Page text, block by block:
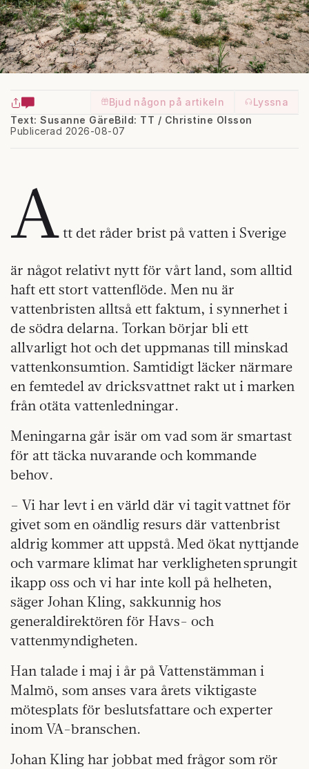
Bjud någon på artikeln
Lyssna
Text: Susanne Gäre
Publicerad 2026-08-07
Bild: TT / Christine Olsson
A tt det råder brist på vatten i Sverige
är något relativt nytt för vårt land, som alltid
haft ett stort vattenflöde. Men nu är
vattenbristen alltså ett faktum, i synnerhet i
de södra delarna. Torkan börjar bli ett
allvarligt hot och det uppmanas till minskad
vattenkonsumtion. Samtidigt läcker närmare
en femtedel av dricksvattnet rakt ut i marken
från otäta vattenledningar.
Meningarna går isär om vad som är smartast
för att täcka nuvarande och kommande
behov.
– Vi har levt i en värld där vi tagit vattnet för
givet som en oändlig resurs där vattenbrist
aldrig kommer att uppstå. Med ökat nyttjande
och varmare klimat har verkligheten sprungit
ikapp oss och vi har inte koll på helheten,
säger Johan Kling, sakkunnig hos
generaldirektören för Havs- och
vattenmyndigheten.
Han talade i maj i år på Vattenstämman i
Malmö, som anses vara årets viktigaste
mötesplats för beslutsfattare och experter
inom VA-branschen.
Johan Kling har jobbat med frågor som rör